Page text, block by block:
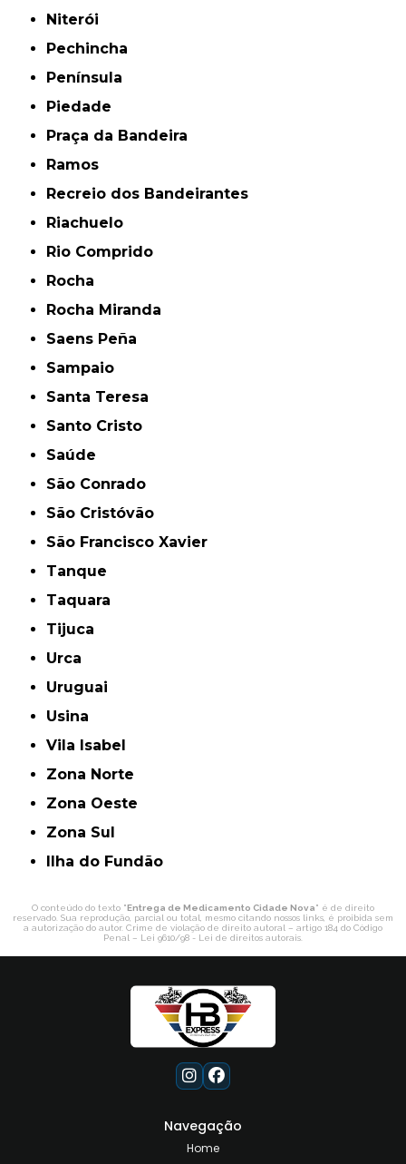
Niterói
Pechincha
Península
Piedade
Praça da Bandeira
Ramos
Recreio dos Bandeirantes
Riachuelo
Rio Comprido
Rocha
Rocha Miranda
Saens Peña
Sampaio
Santa Teresa
Santo Cristo
Saúde
São Conrado
São Cristóvão
São Francisco Xavier
Tanque
Taquara
Tijuca
Urca
Uruguai
Usina
Vila Isabel
Zona Norte
Zona Oeste
Zona Sul
ilha do Fundão
O conteúdo do texto "Entrega de Medicamento Cidade Nova" é de direito
reservado. Sua reprodução, parcial ou total, mesmo citando nossos links, é proibida sem
a autorização do autor. Crime de violação de direito autoral – artigo 184 do Código
Penal – Lei 9610/98 - Lei de direitos autorais
Navegação
Home